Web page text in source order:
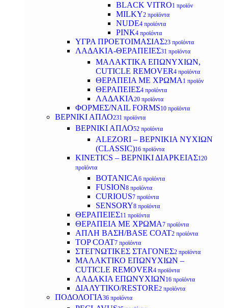
BLACK VITRO1 προϊόν
MILKY2 προϊόντα
NUDE4 προϊόντα
PINK4 προϊόντα
ΥΓΡΑ ΠΡΟΕΤΟΙΜΑΣΙΑΣ23 προϊόντα
ΛΑΔΑΚΙΑ-ΘΕΡΑΠΕΙΕΣ31 προϊόντα
ΜΑΛΑΚΤΙΚΑ ΕΠΩΝΥΧΙΩΝ,
CUTICLE REMOVER4 προϊόντα
ΘΕΡΑΠΕΙΑ ΜΕ ΧΡΩΜΑ 1 προϊόν
ΘΕΡΑΠΕΙΕΣ4 προϊόντα
ΛΑΔΑΚΙΑ20 προϊόντα
ΦΟΡΜΕΣ/NAIL FORMS10 προϊόντα
ΒΕΡΝΙΚΙ ΑΠΛΟ231 προϊόντα
ΒΕΡΝΙΚΙ ΑΠΛΟ52 προϊόντα
ALEZORI – ΒΕΡΝΙΚΙΑ ΝΥΧΙΩΝ
(CLASSIC)16 προϊόντα
KINETICS – ΒΕΡΝΙΚΙ ΔΙΑΡΚΕΙΑΣ120
προϊόντα
BOTANICA6 προϊόντα
FUSION8 προϊόντα
CURIOUS7 προϊόντα
SENSORY8 προϊόντα
ΘΕΡΑΠΕΙΕΣ11 προϊόντα
ΘΕΡΑΠΕΙΑ ΜΕ ΧΡΩΜΑ7 προϊόντα
ΑΠΛΗ ΒΑΣΗ/BASE COAT2 προϊόντα
TOP COAT7 προϊόντα
ΣΤΕΓΝΩΤΙΚΕΣ ΣΤΑΓΟΝΕΣ2 προϊόντα
ΜΑΛΑΚΤΙΚΟ ΕΠΩΝΥΧΙΩΝ –
CUTICLE REMOVER4 προϊόντα
ΛΑΔΑΚΙΑ ΕΠΩΝΥΧΙΩΝ16 προϊόντα
ΔΙΑΛΥΤΙΚΟ/RESTORE2 προϊόντα
ΠΟΔΟΛΟΓΙΑ36 προϊόντα